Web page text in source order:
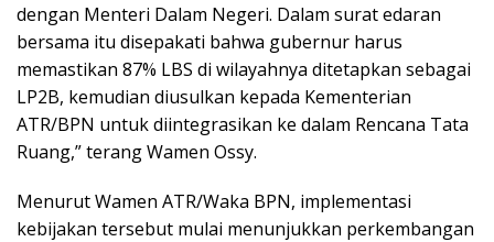
dengan Menteri Dalam Negeri. Dalam surat edaran
bersama itu disepakati bahwa gubernur harus
memastikan 87% LBS di wilayahnya ditetapkan sebagai
LP2B, kemudian diusulkan kepada Kementerian
ATR/BPN untuk diintegrasikan ke dalam Rencana Tata
Ruang,” terang Wamen Ossy.
Menurut Wamen ATR/Waka BPN, implementasi
kebijakan tersebut mulai menunjukkan perkembangan